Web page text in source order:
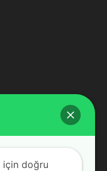
için doğru